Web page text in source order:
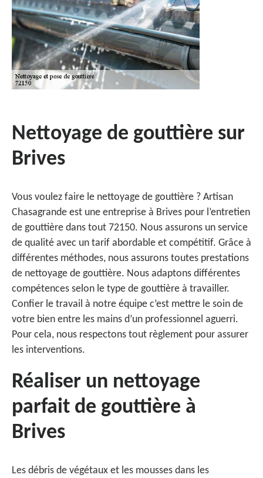
Nettoyage de gouttière sur
Brives
Vous voulez faire le nettoyage de gouttière ? Artisan
Chasagrande est une entreprise à Brives pour l’entretien
de gouttière dans tout 72150. Nous assurons un service
de qualité avec un tarif abordable et compétitif. Grâce à
différentes méthodes, nous assurons toutes prestations
de nettoyage de gouttière. Nous adaptons différentes
compétences selon le type de gouttière à travailler.
Confier le travail à notre équipe c’est mettre le soin de
votre bien entre les mains d’un professionnel aguerri.
Pour cela, nous respectons tout règlement pour assurer
les interventions.
Réaliser un nettoyage
parfait de gouttière à
Brives
Les débris de végétaux et les mousses dans les